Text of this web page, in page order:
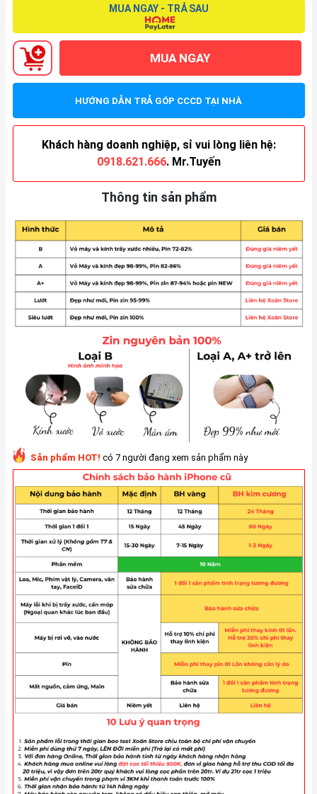
MUA NGAY - TRẢ SAU
MUA NGAY
HƯỚNG DẪN TRẢ GÓP CCCD TẠI NHÀ
Khách hàng doanh nghiệp, sỉ vui lòng liên hệ:
0918.621.666. Mr.Tuyến
Thông tin sản phẩm
Sản phẩm HOT! có 7 người đang xem sản phẩm này